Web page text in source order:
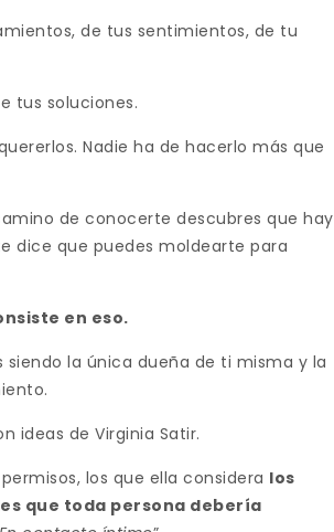
de tus sentimientos, de tu
tus soluciones.
Nadie ha de hacerlo más que
de conocerte descubres que hay
dice que puedes moldearte para
en eso.
siendo la única dueña de ti misma y la
ideas de Virginia Satir.
los que ella considera los
que toda persona debería